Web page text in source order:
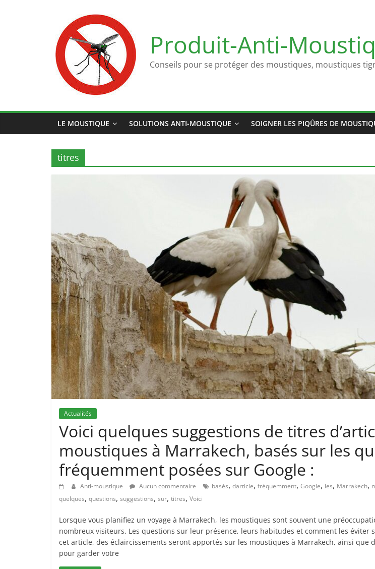
Produit-Anti-
Conseils pour se protéger des moustiques, moustiques
LE MOUSTIQUE SOLUTIONS ANTI-MOUSTIQUE SOIGNER LES PIQÛRES DE
titres
Actualités
Voici quelques suggestions de titres
moustiques à Marrakech, basés sur les
fréquemment posées sur Google :
Anti-moustique Aucun commentaire basés, darticle, fréquemment, Google, les, Marrakech,
quelques, questions, suggestions, sur, titres, Voici
Lorsque vous planifiez un voyage à Marrakech, les moustiques sont souvent une
nombreux visiteurs. Les questions sur leur présence, leurs habitudes et comment les éviter
cet article, des éclaircissements seront apportés sur les moustiques à Marrakech, ainsi que
pour garder votre